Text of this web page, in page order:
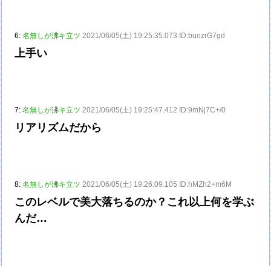
6:名無しが沸キ立ツ 2021/06/05(土) 19:25:35.073 ID:buozrG7gd
上手い
7:名無しが沸キ立ツ 2021/06/05(土) 19:25:47.412 ID:9mNj7C+/0
リアリズムだから
8:名無しが沸キ立ツ 2021/06/05(土) 19:26:09.105 ID:hMZh2+m6M
このレベルで美大落ちるのか？これ以上何を学ぶ
んだ…